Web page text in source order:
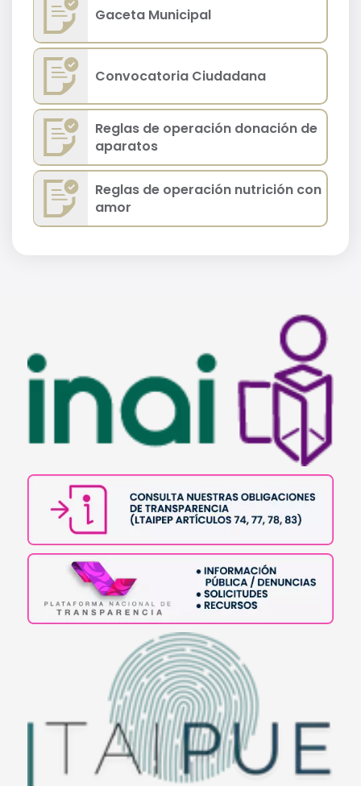
Gaceta Municipal
Convocatoria Ciudadana
Reglas de operación donación de
aparatos
Reglas de operación nutrición con
amor